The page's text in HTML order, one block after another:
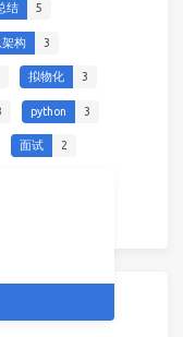
结 5
构 3
拟物化 3
python 3
面试 2